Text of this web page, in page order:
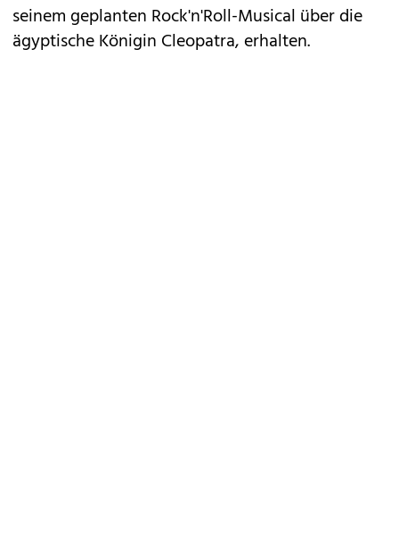
seinem geplanten Rock'n'Roll-Musical über die
ägyptische Königin Cleopatra, erhalten.